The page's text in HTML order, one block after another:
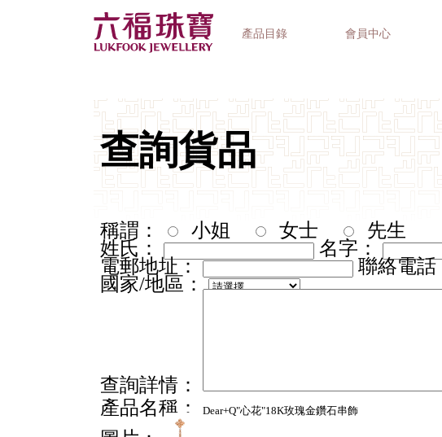
產品目錄 會員中心
鐘錶品牌 精選禮品